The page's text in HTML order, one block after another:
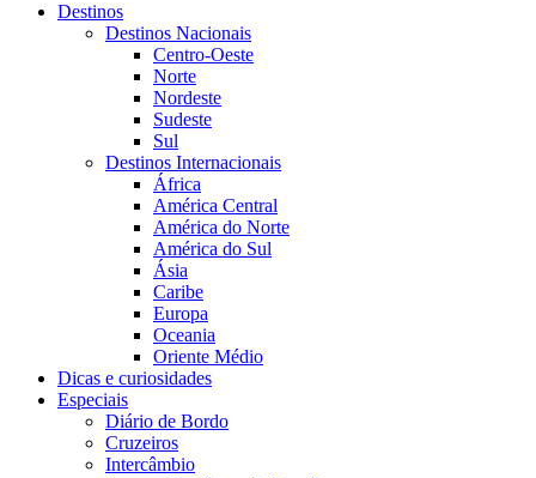
Destinos
Destinos Nacionais
Centro-Oeste
Norte
Nordeste
Sudeste
Sul
Destinos Internacionais
África
América Central
América do Norte
América do Sul
Ásia
Caribe
Europa
Oceania
Oriente Médio
Dicas e curiosidades
Especiais
Diário de Bordo
Cruzeiros
Intercâmbio